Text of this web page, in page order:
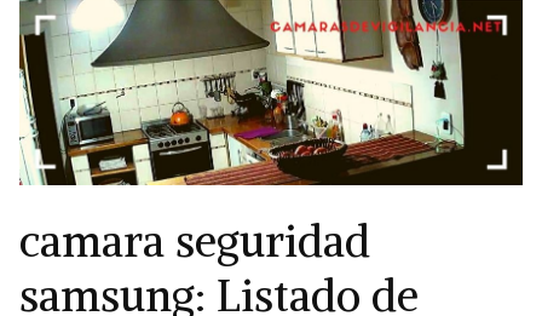
camara seguridad
samsung: Listado de